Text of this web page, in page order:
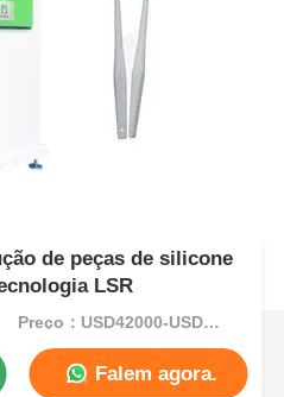
de peças de silicone
LSR
Preço：USD42000-USD82000per set
Falem agora.